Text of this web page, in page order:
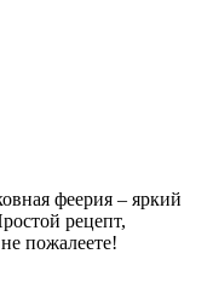
феерия – яркий
рецепт,
пожалеете!